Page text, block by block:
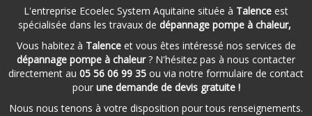
L'entreprise Ecoelec System Aquitaine située à Talence est
spécialisée dans les travaux de dépannage pompe à chaleur,
Vous habitez à Talenceet vous êtes intéressé nos services de
dépannage pompe à chaleur? N'hésitez pas à nous contacter
directement au 05 56 06 99 35 ou via notre formulaire de contact
pourune demande de devis gratuite !
Nous nous tenons à votre disposition pour tous renseignements.